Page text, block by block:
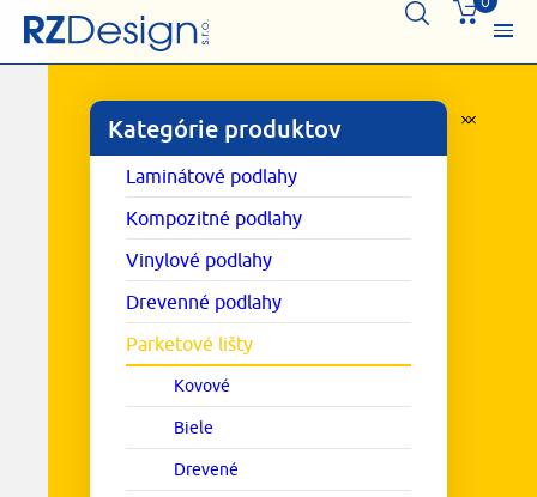
Kategórie produktov
Laminátové podlahy
Kompozitné podlahy
Vinylové podlahy
Drevenné podlahy
Parketové lišty
Kovové
Biele
Drevené